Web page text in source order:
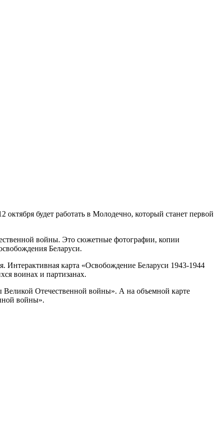
будет работать в Молодечно, который станет первой
войны. Это сюжетные фотографии, копии
Беларуси.
карта «Освобождение Беларуси 1943-1944
воинах и партизанах.
Великой Отечественной войны». А на объемной карте
войны».